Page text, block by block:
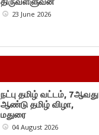
23 June 2026
நட்பு தமிழ் வட்டம், 7ஆவது
ஆண்டு தமிழ் விழா,
மதுரை
04 August 2026